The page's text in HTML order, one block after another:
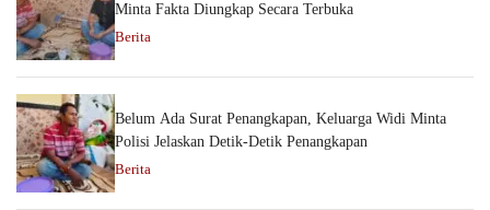
Minta Fakta Diungkap Secara Terbuka
Berita
Belum Ada Surat Penangkapan, Keluarga Widi Minta
Polisi Jelaskan Detik-Detik Penangkapan
Berita